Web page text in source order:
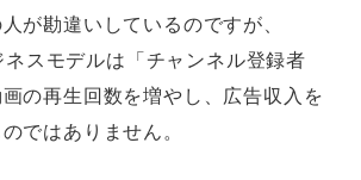
が勘違いしているのですが、
スモデルは「チャンネル登録者
の再生回数を増やし、広告収入を
ではありません。